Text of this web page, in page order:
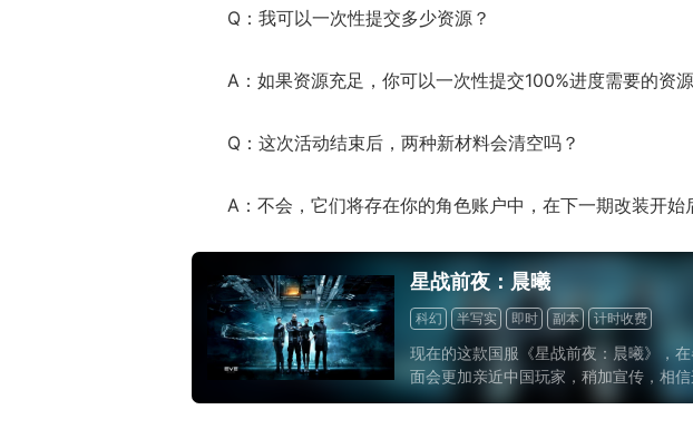
Q：我可以一次性提交多少资源？
A：如果资源充足，你可以一次性提交100%进度需要的资
Q：这次活动结束后，两种新材料会清空吗？
A：不会，它们将存在你的角色账户中，在下一期改装开始
星战前夜：晨曦
科幻 半写实 即时 副本 计时收费
现在的这款国服《星战前夜：晨曦》，在
面会更加亲近中国玩家，稍加宣传，相信
后，一定会有很多的新玩家涌入——但游